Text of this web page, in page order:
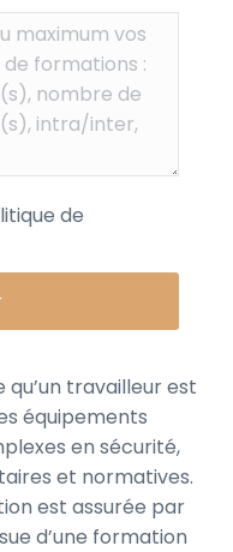
de
qu’un travailleur est
équipements
en sécurité,
et normatives.
est assurée par
d’une formation